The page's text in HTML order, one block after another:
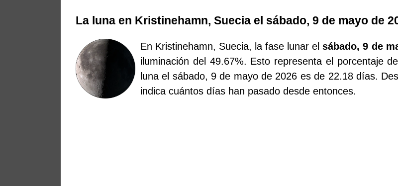
La luna en Kristinehamn, Suecia el sábado, 9 de mayo de
En Kristinehamn, Suecia, la fase lunar elsábado, 9 de
iluminación del 49.67%. Esto representa el porcentaje
luna el sábado, 9 de mayo de 2026 es de 22.18 días.
indica cuántos días han pasado desde entonces.